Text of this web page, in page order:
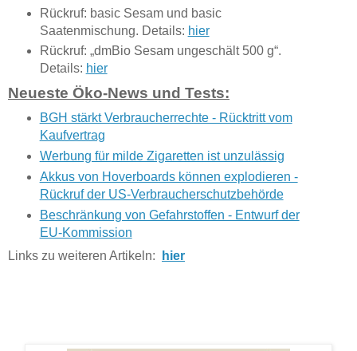
Rückruf: basic Sesam und basic
Saatenmischung. Details: hier
Rückruf: „dmBio Sesam ungeschält 500 g“.
Details: hier
Neueste Öko-News und Tests:
BGH stärkt Verbraucherrechte - Rücktritt vom
Kaufvertrag
Werbung für milde Zigaretten ist unzulässig
Akkus von Hoverboards können explodieren -
Rückruf der US-Verbraucherschutzbehörde
Beschränkung von Gefahrstoffen - Entwurf der
EU-Kommission
Links zu weiteren Artikeln:
hier